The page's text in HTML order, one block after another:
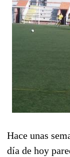
Hace unas
día de hoy